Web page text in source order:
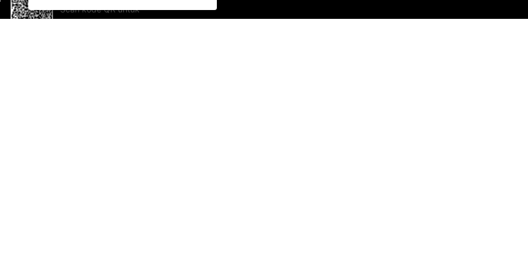
Scan kode QR untuk
mengunduh sekarang!